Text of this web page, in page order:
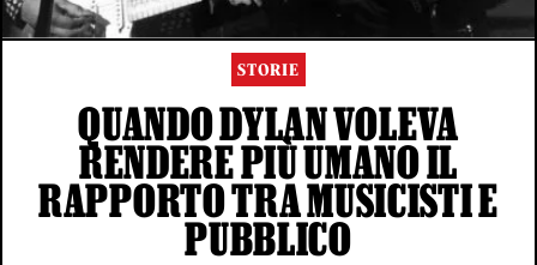
STORIE
QUANDO DYLAN VOLEVA
RENDERE PIÙ UMANO IL
RAPPORTO TRA MUSICISTI E
PUBBLICO